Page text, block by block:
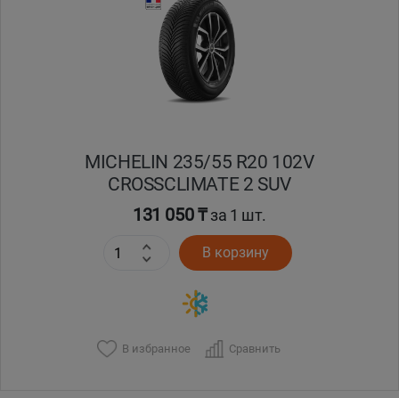
MICHELIN 235/55 R20 102V
CROSSCLIMATE 2 SUV
131 050 ₸за 1 шт.
В корзину
В избранное Сравнить